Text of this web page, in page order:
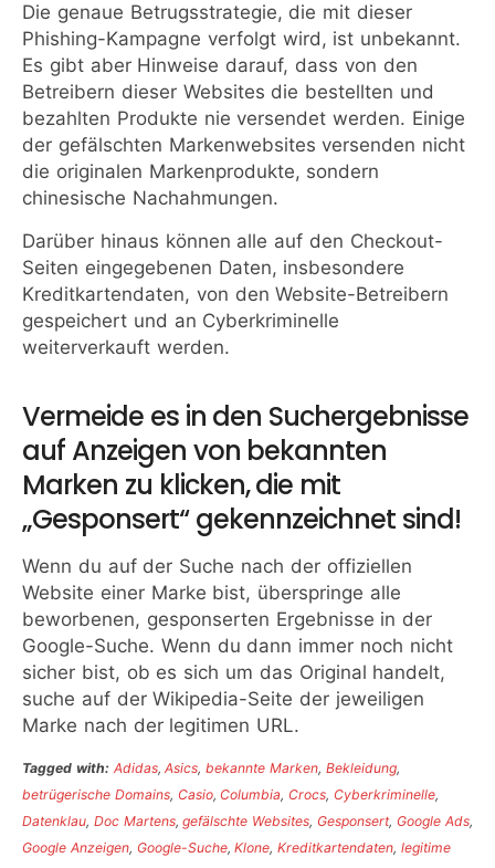
Die genaue Betrugsstrategie, die mit dieser
Phishing-Kampagne verfolgt wird, ist unbekannt.
Es gibt aber Hinweise darauf, dass von den
Betreibern dieser Websites die bestellten und
bezahlten Produkte nie versendet werden. Einige
der gefälschten Markenwebsites versenden nicht
die originalen Markenprodukte, sondern
chinesische Nachahmungen.
Darüber hinaus können alle auf den Checkout-
Seiten eingegebenen Daten, insbesondere
Kreditkartendaten, von den Website-Betreibern
gespeichert und an Cyberkriminelle
weiterverkauft werden.
Vermeide es in den Suchergebnisse
auf Anzeigen von bekannten
Marken zu klicken, die mit
„Gesponsert“ gekennzeichnet sind!
Wenn du auf der Suche nach der offiziellen
Website einer Marke bist, überspringe alle
beworbenen, gesponserten Ergebnisse in der
Google-Suche. Wenn du dann immer noch nicht
sicher bist, ob es sich um das Original handelt,
suche auf der Wikipedia-Seite der jeweiligen
Marke nach der legitimen URL.
Tagged with: Adidas,Asics,bekannte Marken, Bekleidung,
betrügerische Domains, Casio, Columbia, Crocs, Cyberkriminelle,
Datenklau, Doc Martens,gefälschte Websites, Gesponsert, Google Ads,
Google Anzeigen, Google-Suche,Klone,Kreditkartendaten,legitime